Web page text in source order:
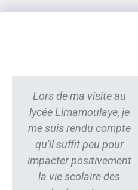
Lors de ma visite au
lycée Limamoulaye, je
me suis rendu compte
qu'il suffit peu pour
impacter positivement
la vie scolaire des